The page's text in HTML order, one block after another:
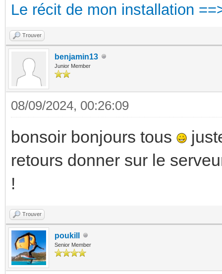
Le récit de mon installation
Trouver
benjamin13
Junior Member
08/09/2024, 00:26:09
bonsoir bonjours tous
retours donner sur le
!
Trouver
poukill
Senior Member